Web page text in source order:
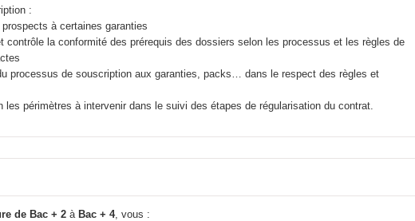
:
prospects à certaines garanties
contrôle la conformité des prérequis des dossiers selon les processus et les règles de
processus de souscription aux garanties, packs… dans le respect des règles et
les périmètres à intervenir dans le suivi des étapes de régularisation du contrat.
de Bac + 2 à Bac + 4, vous :